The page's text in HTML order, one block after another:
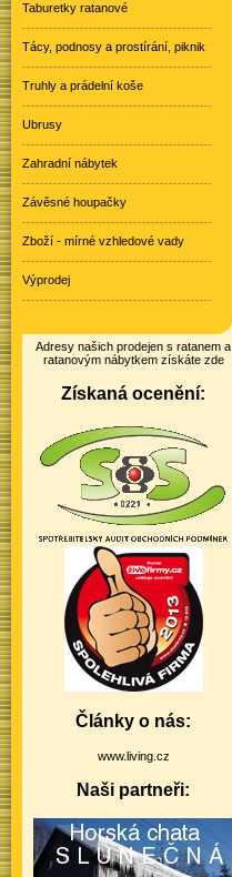
Taburetky ratanové
Tácy, podnosy a prostírání, piknik
Truhly a prádelní koše
Ubrusy
Zahradní nábytek
Závěsné houpačky
Zboží - mírné vzhledové vady
Výprodej
Adresy našich prodejen s ratanem a
ratanovým nábytkem získáte zde
Získaná ocenění:
Články o nás:
www.living.cz
Naši partneři: